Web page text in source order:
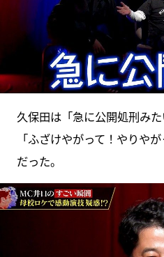
久保田は「急に公開処刑み
「ふざけやがって！やりや
だった。